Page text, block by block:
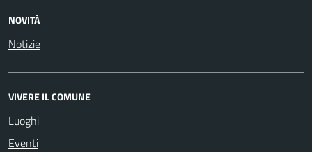
NOVITÀ
Notizie
VIVERE IL COMUNE
Luoghi
Eventi